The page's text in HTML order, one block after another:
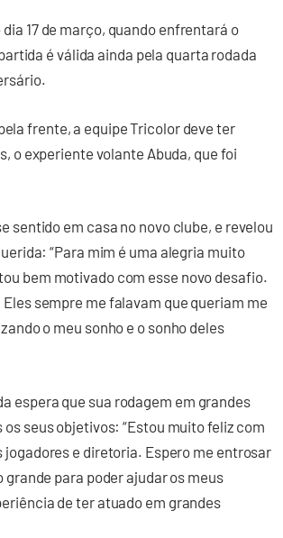
17 de março, quando enfrentará o
é válida ainda pela quarta rodada
frente, a equipe Tricolor deve ter
o experiente volante Abuda, que foi
sentido em casa no novo clube, e revelou
“Para mim é uma alegria muito
bem motivado com esse novo desafio.
sempre me falavam que queriam me
o meu sonho e o sonho deles
espera que sua rodagem em grandes
seus objetivos: “Estou muito feliz com
e diretoria. Espero me entrosar
para poder ajudar os meus
de ter atuado em grandes